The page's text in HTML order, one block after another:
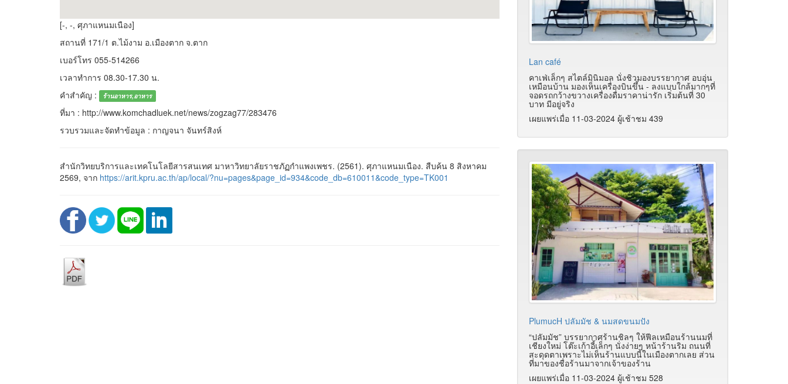
[-, -, ศุภาแหนมเนือง]
สถานที่ 171/1 ต.ไม้งาม อ.เมืองตาก จ.ตาก
เบอร์โทร 055-514266
เวลาทำการ 08.30-17.30 น.
คำสำคัญ :
ร้านอาหาร,อาหาร
ที่มา : http://www.komchadluek.net/news/zogzag77/283476
รวบรวมและจัดทำข้อมูล : กาญจนา จันทร์สิงห์
สำนักวิทยบริการและเทคโนโลยีสารสนเทศ มาหาวิทยาลัยราชภัฏกำแพงเพชร. (2561). ศุภาแหนมเนือง. สืบค้น 8 สิงหาคม
2569, จาก https://arit.kpru.ac.th/ap/local/?nu=pages&page_id=934&code_db=610011&code_type=TK001
Lan café
คาเฟ่เล็กๆ สไตล์มินิมอล นั่งชิวมองบรรยากาศ อบอุ่น
เหมือนบ้าน มองเห็นเครื่องบินขึ้น - ลงแบบใกล้มากๆที่
จอดรถกว้างขวางเครื่องดื่มราคาน่ารัก เริ่มต้นที่ 30
บาท มีอยู่จริง
เผยแพร่เมื่อ 11-03-2024 ผู้เช้าชม 439
PlumucH ปลัมมัช & นมสดขนมปัง
“ปลัมมัช” บรรยากาศร้านชิลๆ ให้ฟีลเหมือนร้านนมที่
เชียงใหม่ โต๊ะเก้าอี้เล็กๆ นั่งง่ายๆ หน้าร้านริม ถนนที่
สะดุดตาเพราะไม่เห็นร้านแบบนี้ในเมืองตากเลย ส่วน
ที่มาของชื่อร้านมาจากเจ้าของร้าน
เผยแพร่เมื่อ 11-03-2024 ผู้เช้าชม 528